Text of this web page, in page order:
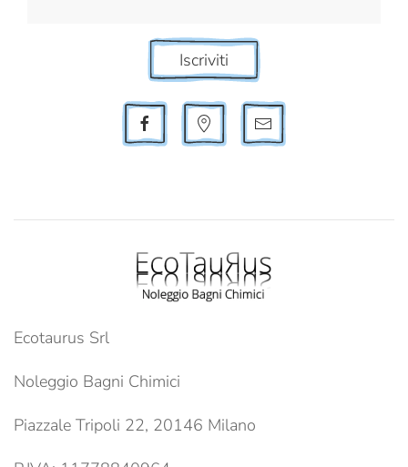
Iscriviti
Ecotaurus Srl
Noleggio Bagni Chimici
Piazzale Tripoli 22, 20146 Milano